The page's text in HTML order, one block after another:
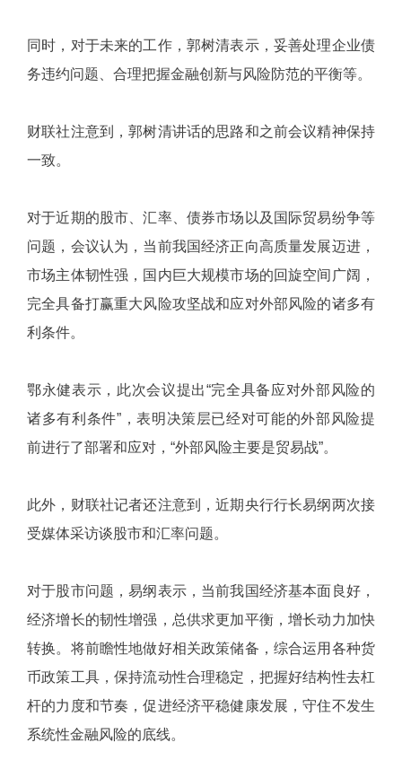
同时，对于未来的工作，郭树清表示，妥善处理企业债
务违约问题、合理把握金融创新与风险防范的平衡等。
财联社注意到，郭树清讲话的思路和之前会议精神保持
一致。
对于近期的股市、汇率、债券市场以及国际贸易纷争等
问题，会议认为，当前我国经济正向高质量发展迈进，
市场主体韧性强，国内巨大规模市场的回旋空间广阔，
完全具备打赢重大风险攻坚战和应对外部风险的诸多有
利条件。
鄂永健表示，此次会议提出“完全具备应对外部风险的
诸多有利条件”，表明决策层已经对可能的外部风险提
前进行了部署和应对，“外部风险主要是贸易战”。
此外，财联社记者还注意到，近期央行行长易纲两次接
受媒体采访谈股市和汇率问题。
对于股市问题，易纲表示，当前我国经济基本面良好，
经济增长的韧性增强，总供求更加平衡，增长动力加快
转换。将前瞻性地做好相关政策储备，综合运用各种货
币政策工具，保持流动性合理稳定，把握好结构性去杠
杆的力度和节奏，促进经济平稳健康发展，守住不发生
系统性金融风险的底线。